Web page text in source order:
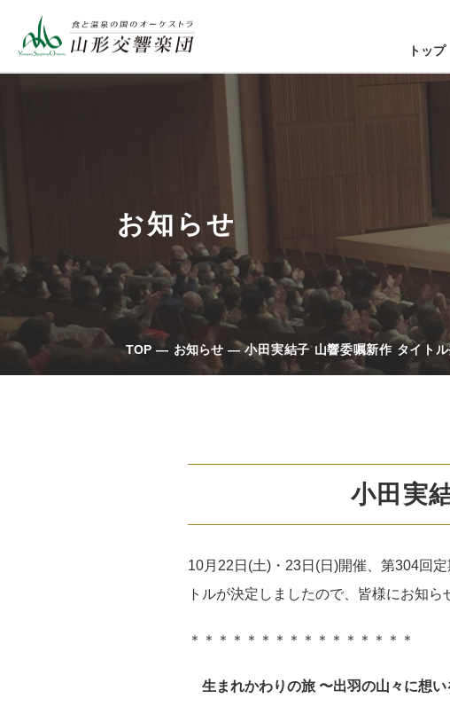
トップ
お知らせ
TOP お知らせ 小田実結子 山響委嘱新作 タイト
小田実
10月 22 日 (土) ・ 23日 (日 )開催、第304回
トルが決定しましたので、皆様にお知ら
＊＊＊＊＊＊＊＊＊＊＊＊＊＊＊＊
生まれかわりの旅 〜出羽の山々に想